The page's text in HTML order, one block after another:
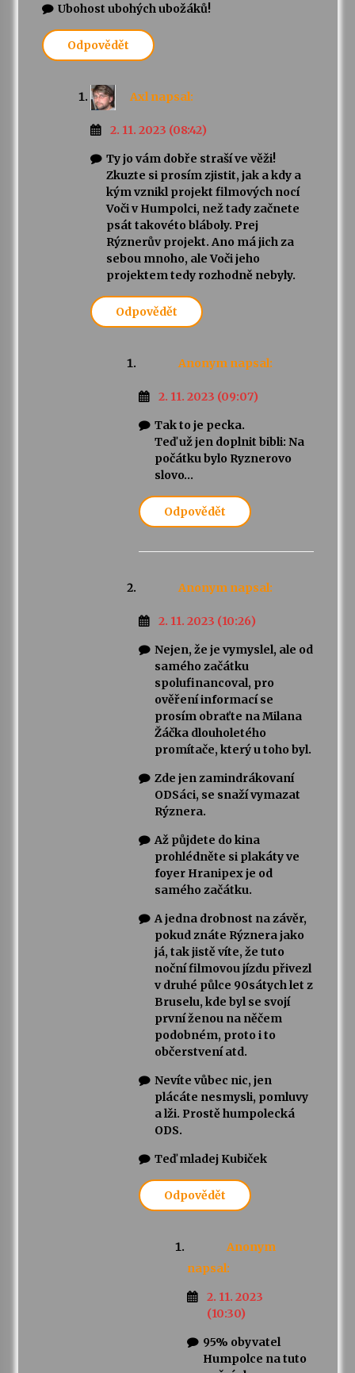
Ubohost ubohých ubožáků!
Odpovědět
Axl napsal:
2. 11. 2023 (08:42)
Ty jo vám dobře straší ve věži!
Zkuzte si prosím zjistit, jak a kdy a
kým vznikl projekt filmových nocí
Voči v Humpolci, než tady začnete
psát takovéto bláboly. Prej
Rýznerův projekt. Ano má jich za
sebou mnoho, ale Voči jeho
projektem tedy rozhodně nebyly.
Odpovědět
Anonym napsal:
2. 11. 2023 (09:07)
Tak to je pecka.
Teď už jen doplnit bibli: Na
počátku bylo Ryznerovo
slovo…
Odpovědět
Anonym napsal:
2. 11. 2023 (10:26)
Nejen, že je vymyslel, ale od
samého začátku
spolufinancoval, pro
ověření informací se
prosím obraťte na Milana
Žáčka dlouholetého
promítače, který u toho byl.
Zde jen zamindrákovaní
ODSáci, se snaží vymazat
Rýznera.
Až půjdete do kina
prohlédněte si plakáty ve
foyer Hranipex je od
samého začátku.
A jedna drobnost na závěr,
pokud znáte Rýznera jako
já, tak jistě víte, že tuto
noční filmovou jízdu přivezl
v druhé půlce 90sátych let z
Bruselu, kde byl se svojí
první ženou na něčem
podobném, proto i to
občerstvení atd.
Nevíte vůbec nic, jen
plácáte nesmysli, pomluvy
a lži. Prostě humpolecká
ODS.
Teď mladej Kubiček
Odpovědět
Anonym
napsal:
2. 11. 2023
(10:30)
95% obyvatel
Humpolce na tuto